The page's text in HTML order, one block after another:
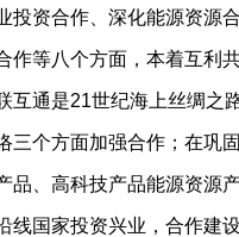
投资合作、深化能源资源
作等八个方面，本着互利
互通是21世纪海上丝绸之
三个方面加强合作；在巩
品、高科技产品能源资源
线国家投资兴业，合作建